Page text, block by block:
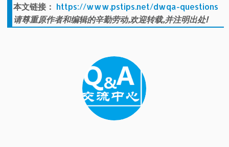
本文链接： https://www.pstips.net/dwqa-questions
请尊重原作者和编辑的辛勤劳动,欢迎转载,并注明出处!